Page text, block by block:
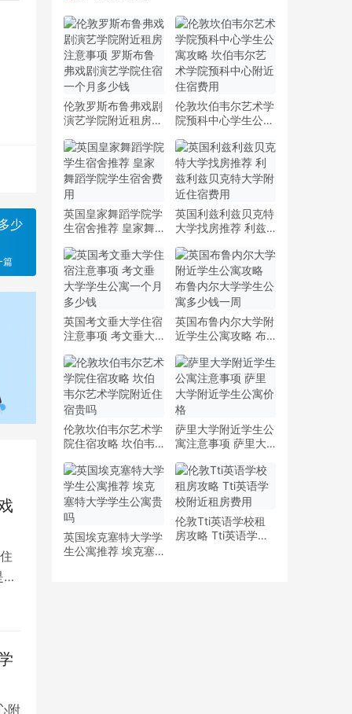
少
篇
附
伦敦罗斯布鲁弗戏剧
演艺学院附近租房注
戏剧演艺学院住宿一
个月多少钱
伦敦坎伯韦尔艺术学
院预科中心学生公寓
学院预科中心附近住
宿费用
英国皇家舞蹈学院学
生宿舍推荐 皇家舞
英国利兹利兹贝克特
大学找房推荐 利兹
住宿费用
英国考文垂大学住宿
注意事项 考文垂大
少钱
英国布鲁内尔大学附
近学生公寓攻略 布
多少钱一周
伦敦坎伯韦尔艺术学
院住宿攻略 坎伯韦
贵吗
萨里大学附近学生公
寓注意事项 萨里大
英国埃克塞特大学学
生公寓推荐 埃克塞
伦敦Tti英语学校租
房攻略 Tti英语学校